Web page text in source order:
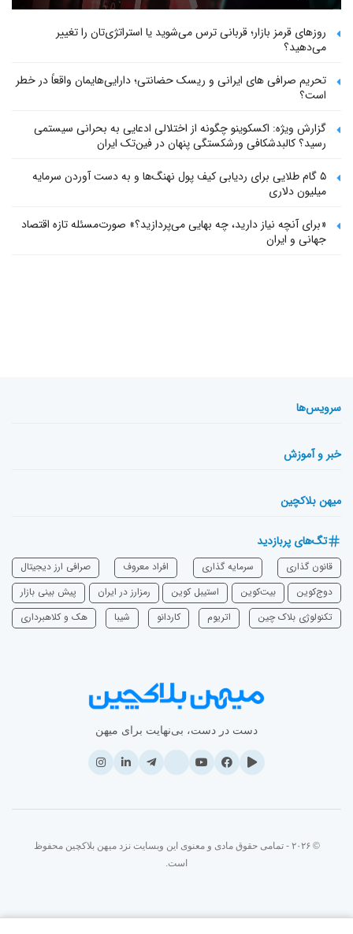
روزهای قرمز بازار؛ قربانی ترس می‌شوید یا استراتژی‌تان را تغییر
می‌دهید؟
تحریم صرافی های ایرانی و ریسک حضانتی؛ دارایی‌هایمان واقعاً در خطر
است؟
گزارش ویژه: اکسکوینو چگونه از اختلالی ادعایی به بحرانی سیستمی
رسید؟ کالبدشکافی ورشکستگی پنهان در فین‌تک ایران
۵ گام طلایی برای ردیابی کیف پول‌ نهنگ‌ها و به دست آوردن سرمایه
میلیون دلاری
«برای آنچه نیاز دارید، چه بهایی می‌پردازید؟» صورت‌مسئله تازه اقتصاد
جهانی و ایران
سرویس‌ها
خبر و آموزش
میهن بلاکچین
تگ‌های پربازدید
قانون گذاری سرمایه‌ گذاری افراد معروف
صرافی ارز دیجیتال
دوج‌کوین
بیت‌کوین استیبل کوین رمزارز در ایران
پیش بینی بازار
تکنولوژی بلاک چین
اتریوم ‌کاردانو شیبا هک و کلاهبرداری
دست در دست، بی‌نهایت برای میهن
© ۲۰۲۶ - تمامی حقوق مادی و معنوی این وبسایت نزد میهن بلاکچین محفوظ
است.